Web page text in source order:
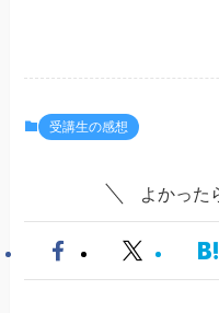
受講生の感想
よかった